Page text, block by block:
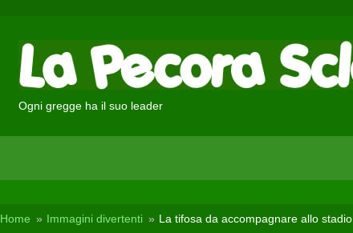
Ogni gregge ha il suo leader
Home Immagini divertenti La tifosa da accompagnare allo stadio